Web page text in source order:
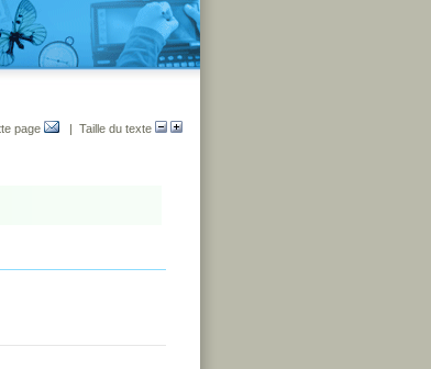
page | Taille du texte